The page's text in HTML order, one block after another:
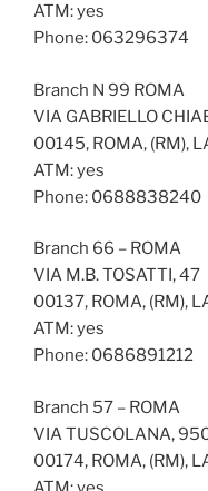
ATM: yes
Phone: 063296374
Branch N 99 ROMA
VIA GABRIELLO
00145, ROMA, (RM),
ATM: yes
Phone: 0688838240
Branch 66 – ROMA
VIA M.B. TOSATTI, 47
00137, ROMA, (RM),
ATM: yes
Phone: 0686891212
Branch 57 – ROMA
VIA TUSCOLANA,
00174, ROMA, (RM),